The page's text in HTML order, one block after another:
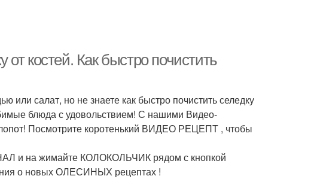
костей. Как быстро почистить
или салат, но не знаете как быстро почистить селедку
блюда с удовольствием! С нашими Видео-
Посмотрите коротенький ВИДЕО РЕЦЕПТ , чтобы
и на жимайте КОЛОКОЛЬЧИК рядом с кнопкой
о новых ОЛЕСИНЫХ рецептах !